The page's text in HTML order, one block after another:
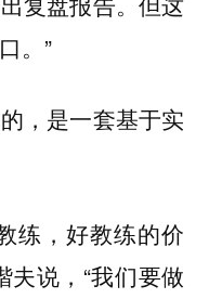
。”
，是一套基于实
练，好教练的价
夫说，“我们要做